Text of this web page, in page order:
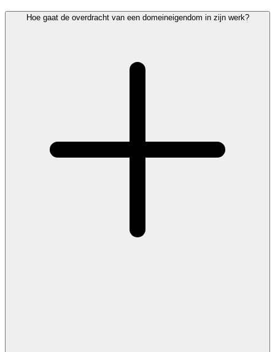
Hoe gaat de overdracht van een domeineigendom in zijn werk?